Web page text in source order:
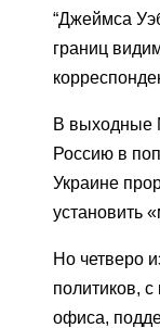
“Джеймса
границ
В выходные
Россию в
Украине
установить
Но четверо
политиков,
офиса,